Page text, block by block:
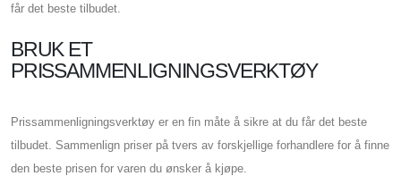
får det beste tilbudet.
BRUK ET
PRISSAMMENLIGNINGSVERKTØY
Prissammenligningsverktøy er en fin måte å sikre at du får det beste
tilbudet. Sammenlign priser på tvers av forskjellige forhandlere for å finne
den beste prisen for varen du ønsker å kjøpe.